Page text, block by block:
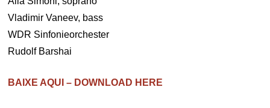
Vladimir Vaneev, bass
WDR Sinfonieorchester
Rudolf Barshai
BAIXE AQUI – DOWNLOAD HERE